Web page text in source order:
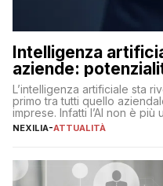
Intelligenza
aziende:
L’intelligenza artificiale sta
primo tra tutti quello
imprese. Infatti l’AI non è
realtà operativa che sta
operazioni, bensì comporta
NEXILIA-ATTUALITÀ